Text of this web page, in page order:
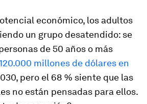
económico, los adultos
un grupo desatendido: se
de 50 años o más
millones de dólares en
pero el 68 % siente que las
no están pensadas para ellos.